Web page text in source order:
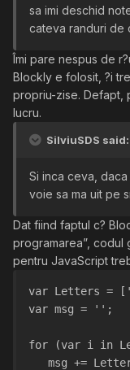
sa imi deschid
cateva randuri de
Îmi pare nespus de
Blockly e folosit, ?i
propriu-zise. Defapt,
lucru.
SilviuSDS said:
Si inca ceva,
voie sa ma uit pe
Dat fiind faptul c?
programarea”, codul
pentru JavaScript
var Letters
var msg = '';
for (var i in
msg +=